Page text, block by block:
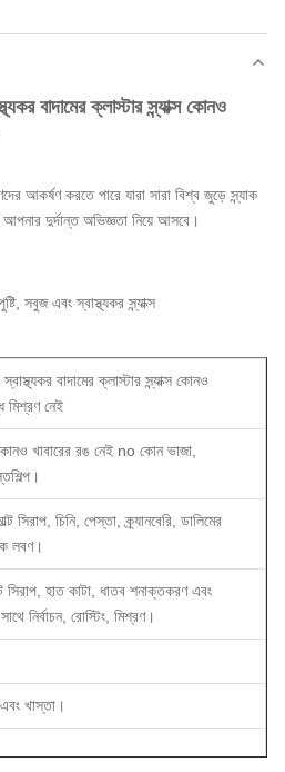
বাদামের ক্লাস্টার স্ন্যাক্স কোনও
আকর্ষণ করতে পারে যারা সারা বিশ্ব জুড়ে স্ন্যাক
দুর্দান্ত অভিজ্ঞতা নিয়ে আসবে।
সবুজ এবং স্বাস্থ্যকর স্ন্যাক্স
বাদামের ক্লাস্টার স্ন্যাক্স কোনও
মিশ্রণ নেই
খাবারের রঙ নেই no কোন ভাজা,
সিরাপ, চিনি, পেস্তা, ক্র্যানবেরি, ডালিমের
লবণ।
সিরাপ, হাত কাটা, ধাতব শনাক্তকরণ এবং
নির্বাচন, রোস্টিং, মিশ্রণ।
খাস্তা।